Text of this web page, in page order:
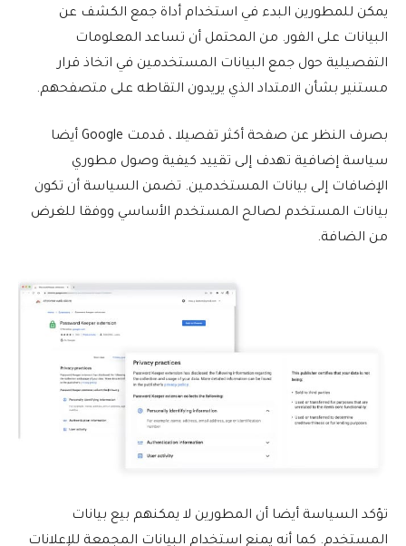
يمكن للمطورين البدء في استخدام أداة جمع الكشف عن
البيانات على الفور. من المحتمل أن تساعد المعلومات
التفصيلية حول جمع البيانات المستخدمين في اتخاذ قرار
مستنير بشأن الامتداد الذي يريدون التقاطه على متصفحهم.
بصرف النظر عن صفحة أكثر تفصيلا ، قدمت Google أيضا
سياسة إضافية تهدف إلى تقييد كيفية وصول مطوري
الإضافات إلى بيانات المستخدمين. تضمن السياسة أن تكون
بيانات المستخدم لصالح المستخدم الأساسي ووفقا للغرض
من الضافة.
تؤكد السياسة أيضا أن المطورين لا يمكنهم بيع بيانات
المستخدم. كما أنه يمنع استخدام البيانات المجمعة للإعلانات